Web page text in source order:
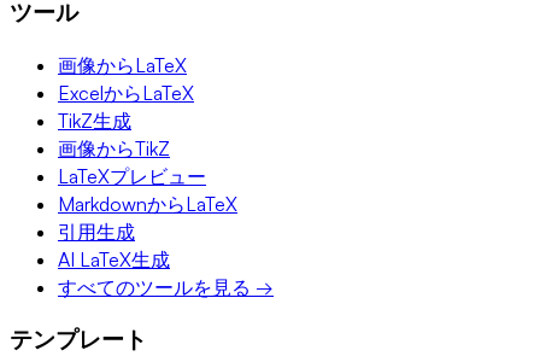
ツール
画像からLaTeX
ExcelからLaTeX
TikZ生成
画像からTikZ
LaTeXプレビュー
MarkdownからLaTeX
引用生成
AI LaTeX生成
すべてのツールを見る →
テンプレート